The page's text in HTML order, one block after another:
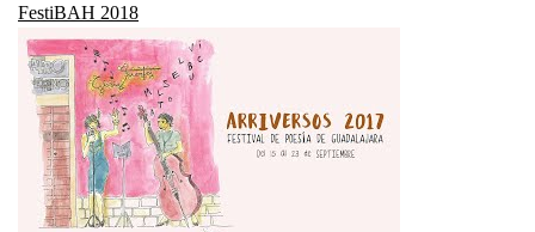
FestiBAH 2018